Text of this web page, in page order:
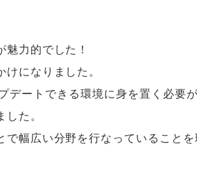
力的でした！
けになりました。
デートできる環境に身を置く必要
した。
幅広い分野を行なっていること